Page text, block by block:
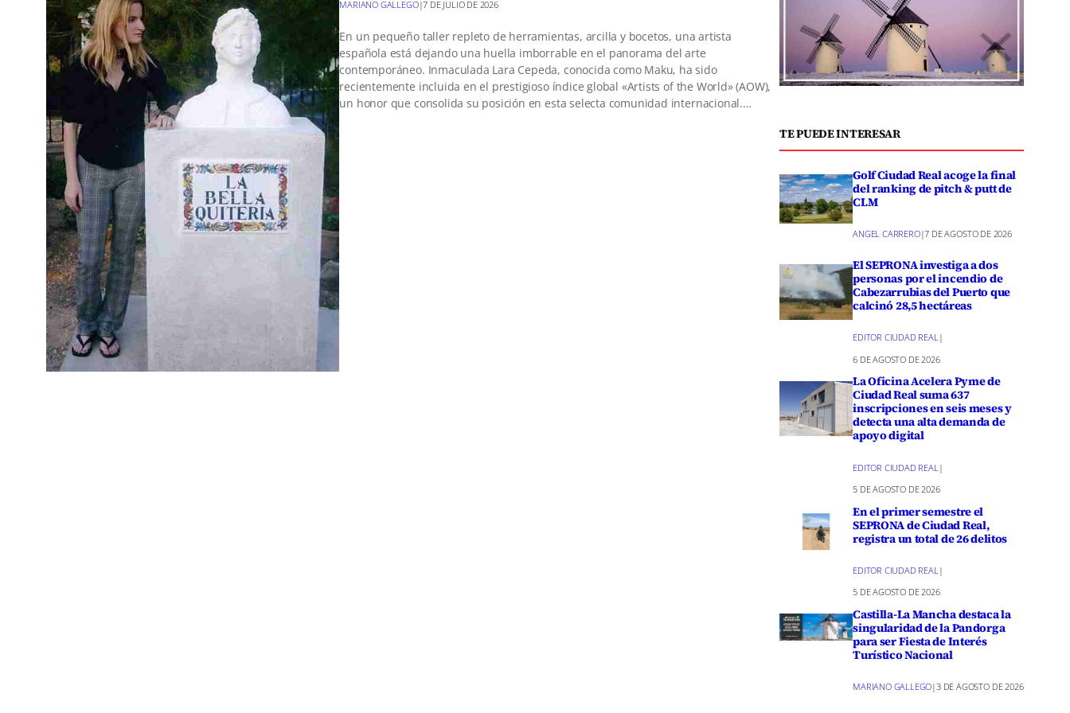
MARIANO GALLEGO|7 DE JULIO DE 2026
En un pequeño taller repleto de herramientas, arcilla y bocetos, una artista
española está dejando una huella imborrable en el panorama del arte
contemporáneo. Inmaculada Lara Cepeda, conocida como Maku, ha sido
recientemente incluida en el prestigioso índice global «Artists of the World» (AOW),
un honor que consolida su posición en esta selecta comunidad internacional.…
TE PUEDE INTERESAR
Golf Ciudad Real acoge la final
del ranking de pitch & putt de
CLM
ANGEL CARRERO|7 DE AGOSTO DE 2026
El SEPRONA investiga a dos
personas por el incendio de
Cabezarrubias del Puerto que
calcinó 28,5 hectáreas
EDITOR CIUDAD REAL|
6 DE AGOSTO DE 2026
La Oficina Acelera Pyme de
Ciudad Real suma 637
inscripciones en seis meses y
detecta una alta demanda de
apoyo digital
EDITOR CIUDAD REAL |
5 DE AGOSTO DE 2026
En el primer semestre el
SEPRONA de Ciudad Real,
registra un total de 26 delitos
EDITOR CIUDAD REAL |
5 DE AGOSTO DE 2026
Castilla-La Mancha destaca la
singularidad de la Pandorga
para ser Fiesta de Interés
Turístico Nacional
MARIANO GALLEGO|3 DE AGOSTO DE 2026